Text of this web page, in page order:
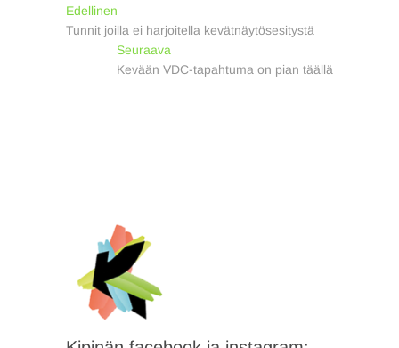
Artikkelien
selaus
Edellinen
post:
Tunnit joilla ei harjoitella kevätnäytösesitystä
Seuraava
post:
Kevään VDC-tapahtuma on pian täällä